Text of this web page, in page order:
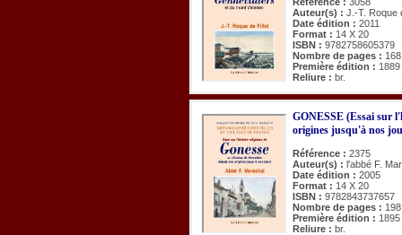
Auteur(s) : J.-T. Roque
Date édition : 2011
Format : 14 X 20
ISBN : 9782758605379
Nombre de pages : 168
Première édition : 1889
Reliure : br.
GONESSE (Essai sur
origines jusqu'à nos
Référence : 2375
Auteur(s) : l'abbé F.
Date édition : 2005
Format : 14 X 20
ISBN : 9782843737657
Nombre de pages : 198
Première édition : 1895
Reliure : br.